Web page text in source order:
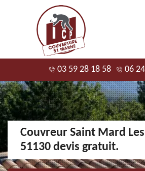
03 59 28 18 58 06
Couvreur Saint Mard
51130 devis gratuit.